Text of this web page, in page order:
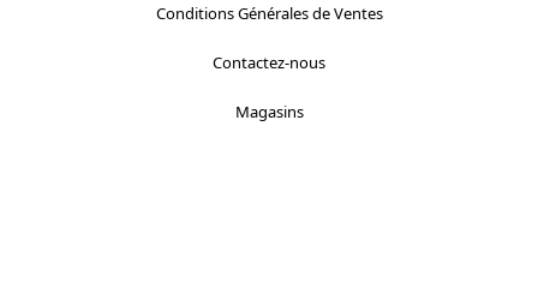
Conditions Générales de Ventes
Contactez-nous
Magasins